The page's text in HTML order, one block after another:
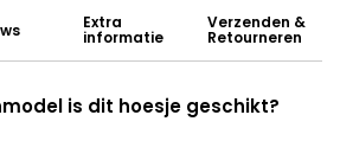
Extra
informatie
Verzenden &
Retourneren
is dit hoesje geschikt?